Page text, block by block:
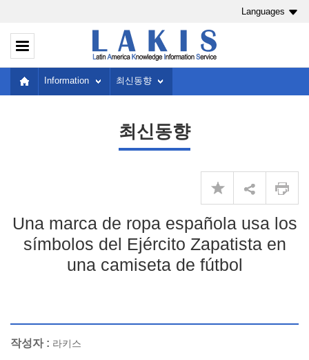
Languages
Information 최신동향
최신동향
Una marca de ropa española usa los
símbolos del Ejército Zapatista en
una camiseta de fútbol
작성자 : 라키스